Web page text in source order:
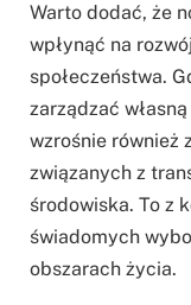
Warto dodać, że
wpłynąć na
społeczeństwa.
zarządzać
wzrośnie również
związanych z
środowiska. To z
świadomych
obszarach życia.